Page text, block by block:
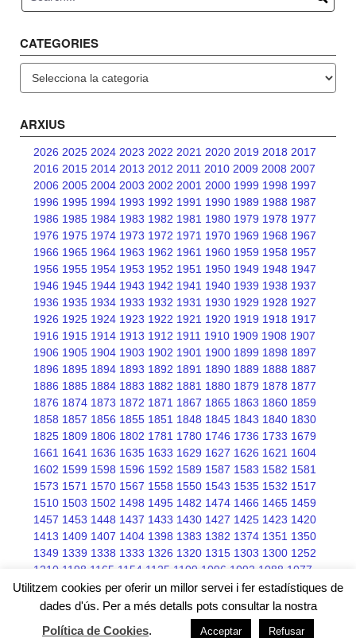
CATEGORIES
Categories
ARXIUS
2026 2025 2024 2023 2022 2021 2020 2019 2018 2017
2016 2015 2014 2013 2012 2011 2010 2009 2008 2007
2006 2005 2004 2003 2002 2001 2000 1999 1998 1997
1996 1995 1994 1993 1992 1991 1990 1989 1988 1987
1986 1985 1984 1983 1982 1981 1980 1979 1978 1977
1976 1975 1974 1973 1972 1971 1970 1969 1968 1967
1966 1965 1964 1963 1962 1961 1960 1959 1958 1957
1956 1955 1954 1953 1952 1951 1950 1949 1948 1947
1946 1945 1944 1943 1942 1941 1940 1939 1938 1937
1936 1935 1934 1933 1932 1931 1930 1929 1928 1927
1926 1925 1924 1923 1922 1921 1920 1919 1918 1917
1916 1915 1914 1913 1912 1911 1910 1909 1908 1907
1906 1905 1904 1903 1902 1901 1900 1899 1898 1897
1896 1895 1894 1893 1892 1891 1890 1889 1888 1887
1886 1885 1884 1883 1882 1881 1880 1879 1878 1877
1876 1874 1873 1872 1871 1867 1865 1863 1860 1859
1858 1857 1856 1855 1851 1848 1845 1843 1840 1830
1825 1809 1806 1802 1781 1780 1746 1736 1733 1679
1661 1641 1636 1635 1633 1629 1627 1626 1621 1604
1602 1599 1598 1596 1592 1589 1587 1583 1582 1581
1573 1571 1570 1567 1558 1550 1543 1535 1532 1517
1510 1503 1502 1498 1495 1482 1474 1466 1465 1459
1457 1453 1448 1437 1433 1430 1427 1425 1423 1420
1413 1409 1407 1404 1398 1383 1382 1374 1351 1350
1349 1339 1338 1333 1326 1320 1315 1303 1300 1252
1210 1198 1165 1154 1125 1109 1096 1092 1088 1077
1076 1075 1068 1066 1045
Free wordpress themes
Utilitzem cookies per oferir un millor servei i fer estadístiques de
dades d'ús. Per a més detalls pots consultar la nostra
Política de Cookies. Acceptar Refusar